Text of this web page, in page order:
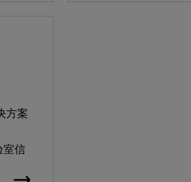
方案
室信